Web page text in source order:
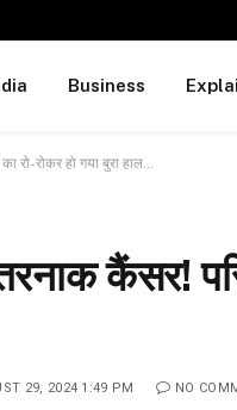
Business
रोकर हो गया बुरा हाल…
कैंसर!
29, 2024 1:49 PM NO